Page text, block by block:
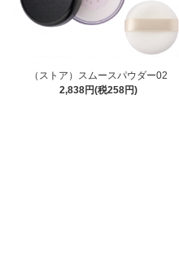
（ストア）スムースパウダー02
2,838円(税258円)